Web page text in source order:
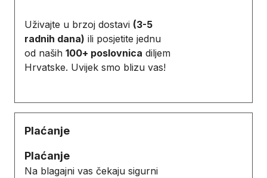
Uživajte u brzoj dostavi (3-5
radnih dana) ili posjetite jednu
od naših 100+ poslovnica diljem
Hrvatske. Uvijek smo blizu vas!
Plaćanje
Plaćanje
Na blagajni vas čekaju sigurni